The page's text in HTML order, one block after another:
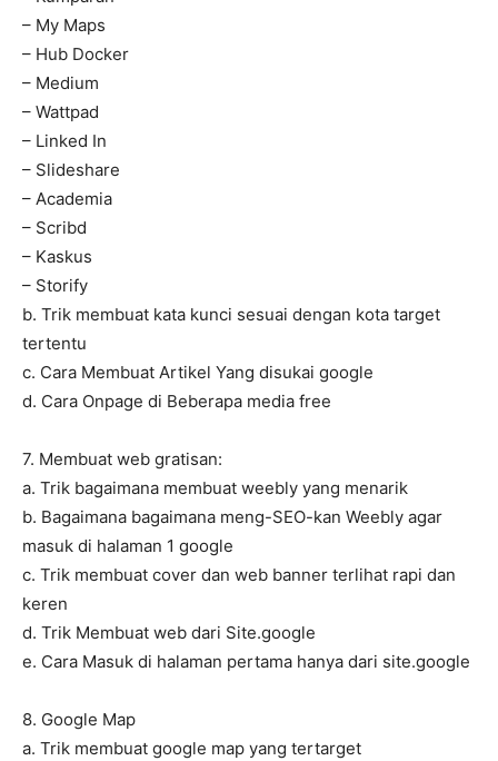
– My Maps
– Hub Docker
– Medium
– Wattpad
– Linked In
– Slideshare
– Academia
– Scribd
– Kaskus
– Storify
b. Trik membuat kata kunci sesuai dengan kota target
tertentu
c. Cara Membuat Artikel Yang disukai google
d. Cara Onpage di Beberapa media free
7. Membuat web gratisan:
a. Trik bagaimana membuat weebly yang menarik
b. Bagaimana bagaimana meng-SEO-kan Weebly agar
masuk di halaman 1 google
c. Trik membuat cover dan web banner terlihat rapi dan
keren
d. Trik Membuat web dari Site.google
e. Cara Masuk di halaman pertama hanya dari site.google
8. Google Map
a. Trik membuat google map yang tertarget